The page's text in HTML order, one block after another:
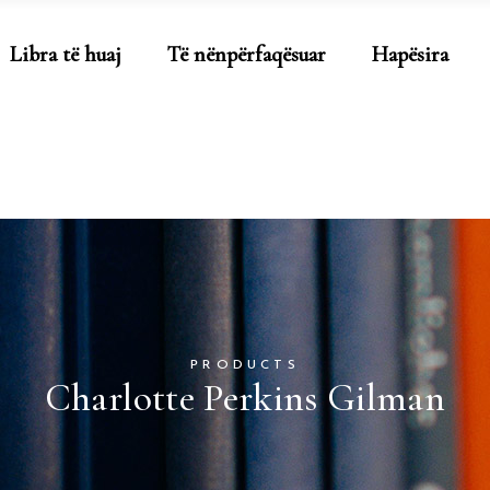
Libra të huaj Të nënpërfaqësuar Hapësira
PRODUCTS
Charlotte Perkins Gilman